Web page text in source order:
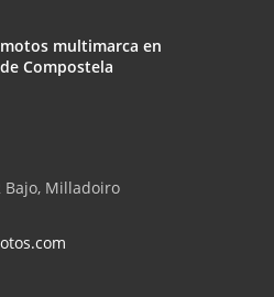
multimarca en
Compostela
Bajo, Milladoiro